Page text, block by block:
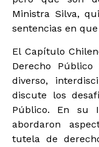
Ministra Silva,
sentencias en
El Capítulo
Derecho
diverso,
discute los
Público. En su
abordaron
tutela de